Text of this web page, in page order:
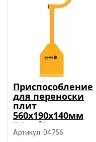
Приспособление
для переноски
плит
560х190х140мм
"Vorel"
Артикул: 04756